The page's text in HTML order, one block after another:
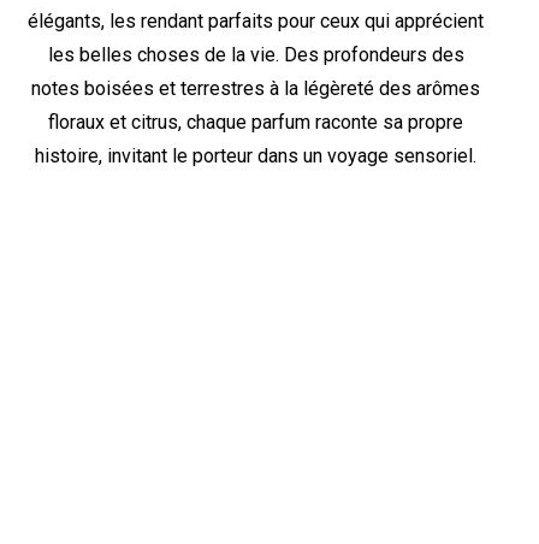
élégants, les rendant parfaits pour ceux qui apprécient
les belles choses de la vie. Des profondeurs des
notes boisées et terrestres à la légèreté des arômes
floraux et citrus, chaque parfum raconte sa propre
histoire, invitant le porteur dans un voyage sensoriel.